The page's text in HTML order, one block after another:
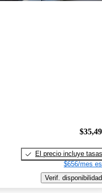
El precio incluye tasas
$656/mes
Verif. disponibilidad